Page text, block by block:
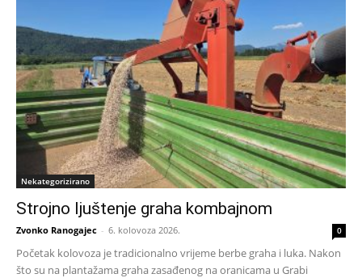
Nekategorizirano
Strojno ljuštenje graha kombajnom
Zvonko Ranogajec - 6. kolovoza 2026. 0
Početak kolovoza je tradicionalno vrijeme berbe graha i luka. Nakon
što su na plantažama graha zasađenog na oranicama u Grabi